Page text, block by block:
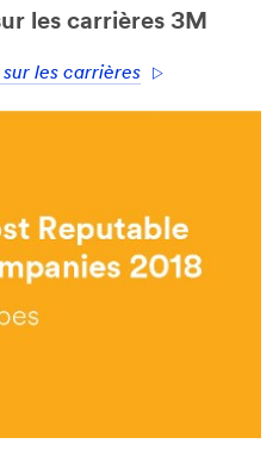
les carrières 3M
les carrières